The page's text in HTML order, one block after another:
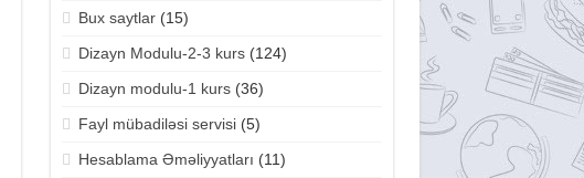
Bux saytlar(15)
Dizayn Modulu-2-3 kurs(124)
Dizayn modulu-1 kurs(36)
Fayl mübadiləsi servisi(5)
Hesablama Əməliyyatları (11)